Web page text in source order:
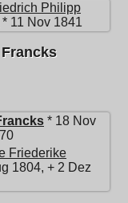
Philipp
* 11 Nov 1841
* 18 Nov
Friederike
1804, + 2 Dez